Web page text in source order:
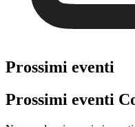
Prossimi eventi
Prossimi eventi